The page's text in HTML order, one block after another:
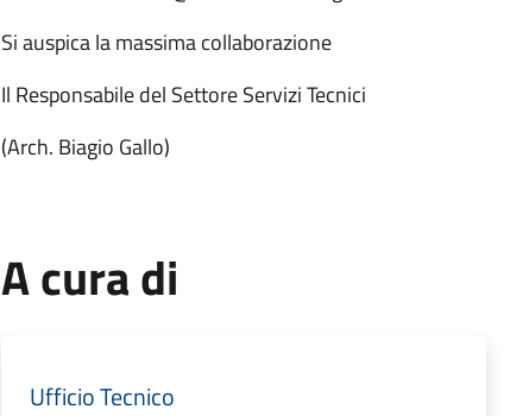
Si auspica la massima collaborazione
Il Responsabile del Settore Servizi Tecnici
(Arch. Biagio Gallo)
A cura di
Ufficio Tecnico